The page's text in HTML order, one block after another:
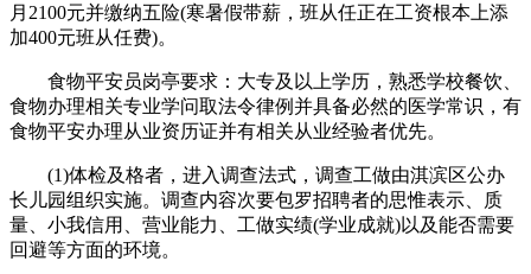
月2100元并缴纳五险(寒暑假带薪，班从任正在工资根本上添
加400元班从任费)。
食物平安员岗亭要求：大专及以上学历，熟悉学校餐饮、
食物办理相关专业学问取法令律例并具备必然的医学常识，有
食物平安办理从业资历证并有相关从业经验者优先。
(1)体检及格者，进入调查法式，调查工做由淇滨区公办
长儿园组织实施。调查内容次要包罗招聘者的思惟表示、质
量、小我信用、营业能力、工做实绩(学业成就)以及能否需要
回避等方面的环境。